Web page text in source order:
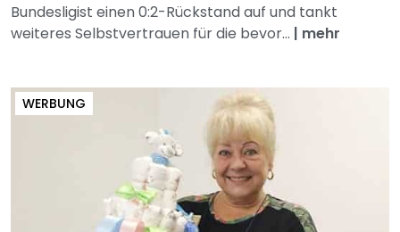
Bundesligist einen 0:2-Rückstand auf und tankt
weiteres Selbstvertrauen für die bevor... | mehr
WERBUNG